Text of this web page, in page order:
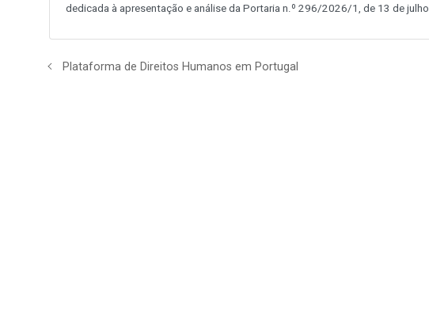
dedicada à apresentação e análise da Portaria n.º 296/2026/1, de 13 de julho
Plataforma de Direitos Humanos em Portugal